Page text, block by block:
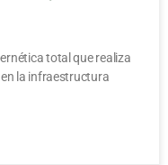
total que realiza
la infraestructura